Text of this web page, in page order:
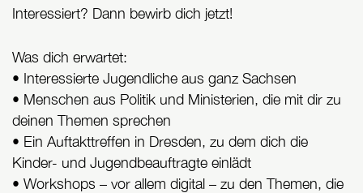
Interessiert? Dann bewirb dich jetzt!
Was dich erwartet:
• Interessierte Jugendliche aus ganz Sachsen
• Menschen aus Politik und Ministerien, die mit dir zu
deinen Themen sprechen
• Ein Auftakttreffen in Dresden, zu dem dich die
Kinder- und Jugendbeauftragte einlädt
• Workshops – vor allem digital – zu den Themen, die